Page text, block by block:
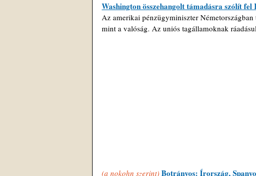
Washington összehangolt támadásra szólít fel
Az amerikai pénzügyminiszter
mint a valóság. Az uniós tagállamoknak
(a nokohn szerint) Botrányos: Írország,